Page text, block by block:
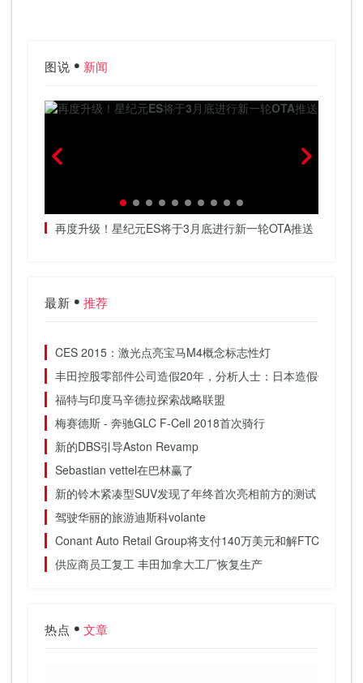
图说 新闻
再度升级！星纪元ES将于3月底进行新一轮OTA推送
最新 推荐
CES 2015：激光点亮宝马M4概念标志性灯
丰田控股零部件公司造假20年，分析人士：日本造假停不下
福特与印度马辛德拉探索战略联盟
梅赛德斯 - 奔驰GLC F-Cell 2018首次骑行
新的DBS引导Aston Revamp
Sebastian vettel在巴林赢了
新的铃木紧凑型SUV发现了年终首次亮相前方的测试
驾驶华丽的旅游迪斯科volante
Conant Auto Retail Group将支付140万美元和解FTC索赔
供应商员工复工 丰田加拿大工厂恢复生产
热点 文章